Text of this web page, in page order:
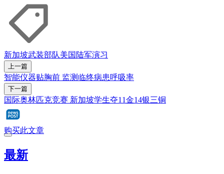
新加坡武装部队美国陆军演习
上一篇
智能仪器贴胸前 监测临终病患呼吸率
下一篇
国际奥林匹克竞赛 新加坡学生夺11金14银三铜
购买此文章
最新